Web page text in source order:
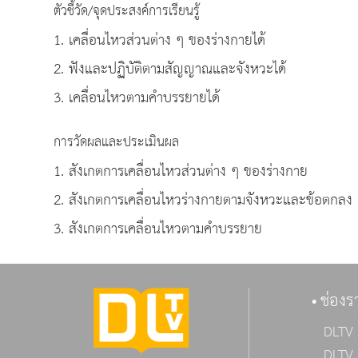
ตัวชี้วัด/จุดประสงค์การเรียนรู้
1. เคลื่อนไหวส่วนต่าง ๆ ของร่างกายได้
2. ฟังและปฏิบัติตามสัญญาณและจังหวะได้
3. เคลื่อนไหวตามคำบรรยายได้
การวัดผลและประเมินผล
1. สังเกตการเคลื่อนไหวส่วนต่าง ๆ ของร่างกาย
2. สังเกตการเคลื่อนไหวร่างกายตามจังหวะและข้อตกลง
3. สังเกตการเคลื่อนไหวตามคำบรรยาย
ช่อง